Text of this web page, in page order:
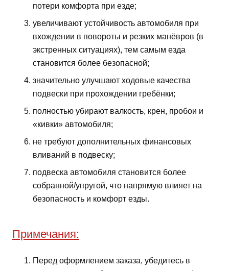
потери комфорта при езде;
увеличивают устойчивость автомобиля при
вхождении в повороты и резких манёвров (в
экстренных ситуациях), тем самым езда
становится более безопасной;
значительно улучшают ходовые качества
подвески при прохождении гребёнки;
полностью убирают валкость, крен, пробои и
«кивки» автомобиля;
не требуют дополнительных финансовых
вливаний в подвеску;
подвеска автомобиля становится более
собранной/упругой, что напрямую влияет на
безопасность и комфорт езды.
Примечания:
Перед оформлением заказа, убедитесь в